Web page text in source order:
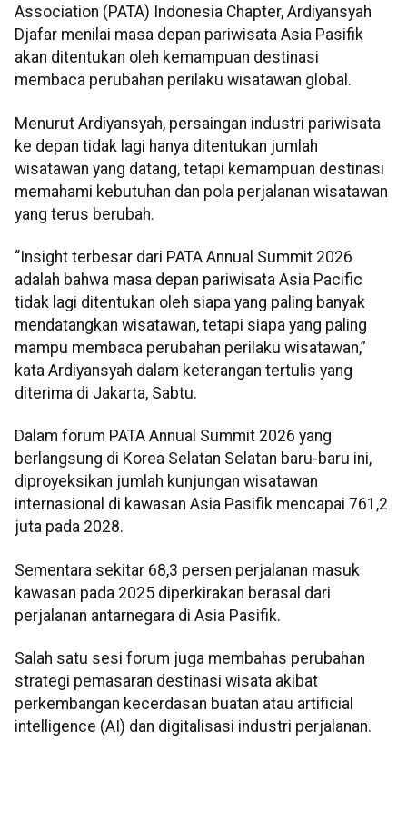
Association (PATA) Indonesia Chapter, Ardiyansyah
Djafar menilai masa depan pariwisata Asia Pasifik
akan ditentukan oleh kemampuan destinasi
membaca perubahan perilaku wisatawan global.
Menurut Ardiyansyah, persaingan industri pariwisata
ke depan tidak lagi hanya ditentukan jumlah
wisatawan yang datang, tetapi kemampuan destinasi
memahami kebutuhan dan pola perjalanan wisatawan
yang terus berubah.
“Insight terbesar dari PATA Annual Summit 2026
adalah bahwa masa depan pariwisata Asia Pacific
tidak lagi ditentukan oleh siapa yang paling banyak
mendatangkan wisatawan, tetapi siapa yang paling
mampu membaca perubahan perilaku wisatawan,”
kata Ardiyansyah dalam keterangan tertulis yang
diterima di Jakarta, Sabtu.
Dalam forum PATA Annual Summit 2026 yang
berlangsung di Korea Selatan Selatan baru-baru ini,
diproyeksikan jumlah kunjungan wisatawan
internasional di kawasan Asia Pasifik mencapai 761,2
juta pada 2028.
Sementara sekitar 68,3 persen perjalanan masuk
kawasan pada 2025 diperkirakan berasal dari
perjalanan antarnegara di Asia Pasifik.
Salah satu sesi forum juga membahas perubahan
strategi pemasaran destinasi wisata akibat
perkembangan kecerdasan buatan atau artificial
intelligence (AI) dan digitalisasi industri perjalanan.